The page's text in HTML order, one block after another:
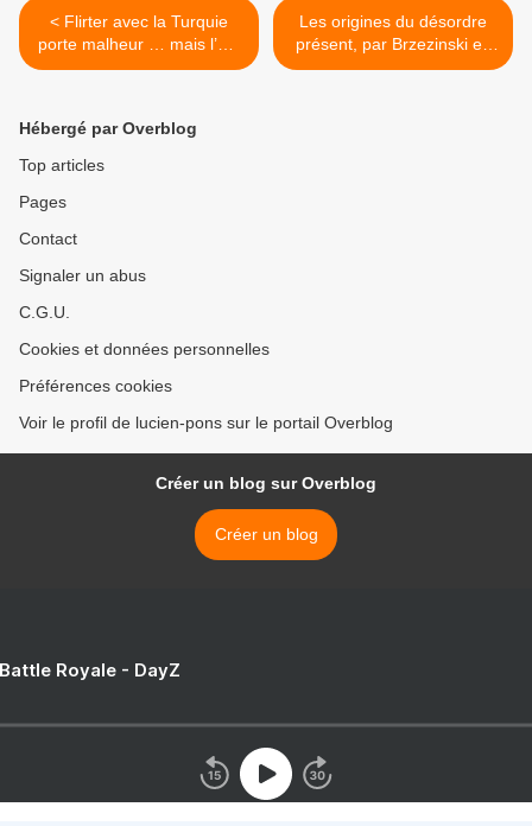
< Flirter avec la Turquie
porte malheur … mais l’UE
ne l’a pas encore compris
Les origines du désordre
présent, par Brzezinski en
janvier 1998 >
Hébergé par Overblog
Top articles
Pages
Contact
Signaler un abus
C.G.U.
Cookies et données personnelles
Préférences cookies
Voir le profil de lucien-pons sur le portail Overblog
Créer un blog sur Overblog
Créer un blog
Royale - DayZ